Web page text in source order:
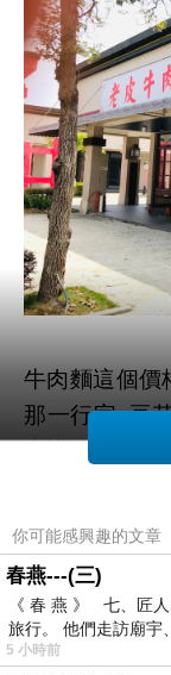
牛肉麵這個價
那一行字: 豆
來講, 根本就
族長說, 她想
元, 還是點個
好吧, 那麼白
麵.
你可能感興趣的文章
春燕---(三)
《 春 燕 》 七、匠
旅行。 他們走訪廟宇
5 小時前